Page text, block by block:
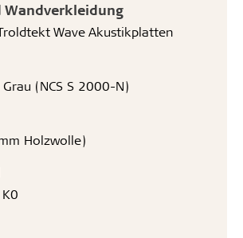
Wandverkleidung
Wave Akustikplatten
(NCS S 2000-N)
Holzwolle)